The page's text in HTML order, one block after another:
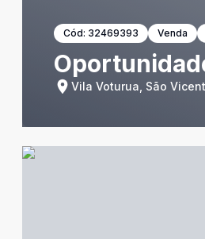
Cód: 32469393 Venda
Vila Voturua, São